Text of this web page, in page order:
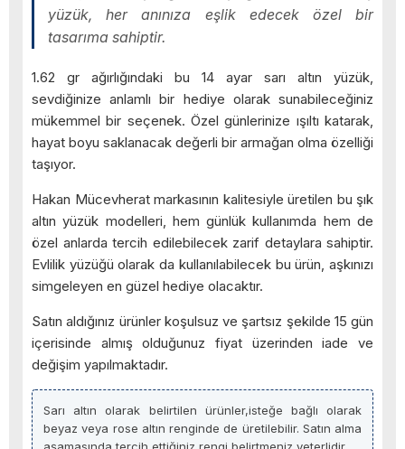
yüzük, her anınıza eşlik edecek özel bir
tasarıma sahiptir.
1.62 gr ağırlığındaki bu 14 ayar sarı altın yüzük,
sevdiğinize anlamlı bir hediye olarak sunabileceğiniz
mükemmel bir seçenek. Özel günlerinize ışıltı katarak,
hayat boyu saklanacak değerli bir armağan olma özelliği
taşıyor.
Hakan Mücevherat markasının kalitesiyle üretilen bu şık
altın yüzük modelleri, hem günlük kullanımda hem de
özel anlarda tercih edilebilecek zarif detaylara sahiptir.
Evlilik yüzüğü olarak da kullanılabilecek bu ürün, aşkınızı
simgeleyen en güzel hediye olacaktır.
Satın aldığınız ürünler koşulsuz ve şartsız şekilde 15 gün
içerisinde almış olduğunuz fiyat üzerinden iade ve
değişim yapılmaktadır.
Sarı altın olarak belirtilen ürünler,isteğe bağlı olarak
beyaz veya rose altın renginde de üretilebilir. Satın alma